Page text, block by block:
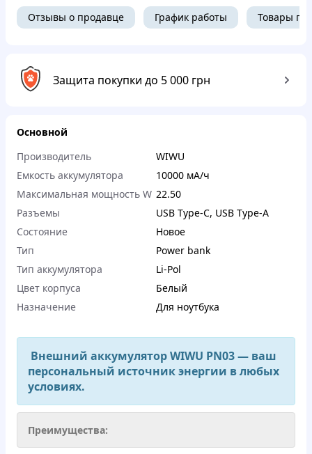
Отзывы о продавце График работы Товары
Защита покупки до 5 000 грн
Основной
Производитель
WIWU
Емкость аккумулятора
10000 мА/ч
Максимальная мощность W 22.50
Разъемы
USB Type-C, USB Type-A
Состояние
Новое
Тип
Power bank
Тип аккумулятора
Li-Pol
Цвет корпуса
Белый
Назначение
Для ноутбука
Внешний аккумулятор WIWU PN03 — ваш
персональный источник энергии в любых
условиях.
Преимущества: